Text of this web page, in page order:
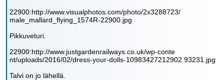
22900:http://www.visualphotos.com/photo/2x3288723/
male_mallard_flying_1574R-22900.jpg
Pikkuveturi.
22900:http://www.justgardenrailways.co.uk/wp-conte
nt/uploads/2016/02/dress-your-dolls-10983427212902 93231.jpg
Talvi on jo lähellä.